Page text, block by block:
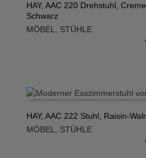
IN DEN WARENKORB
HAY, AAC 220 Drehstuhl,
Schwarz
MÖBEL, STÜHLE
IN DEN WARENKORB
HAY, AAC 222 Stuhl, Raisin-
MÖBEL
STÜHLE